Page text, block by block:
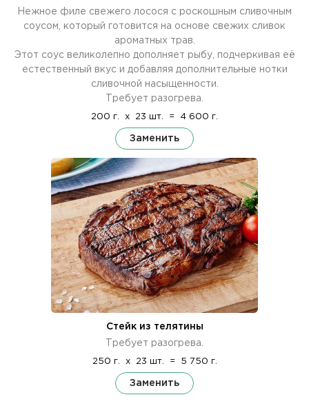
Нежное филе свежего лосося с роскошным сливочным
соусом, который готовится на основе свежих сливок
ароматных трав.
Этот соус великолепно дополняет рыбу, подчеркивая её
естественный вкус и добавляя дополнительные нотки
сливочной насыщенности.
Требует разогрева.
200 г. x 23 шт. = 4 600 г.
Заменить
Стейк из телятины
Требует разогрева.
250 г. x 23 шт. = 5 750 г.
Заменить